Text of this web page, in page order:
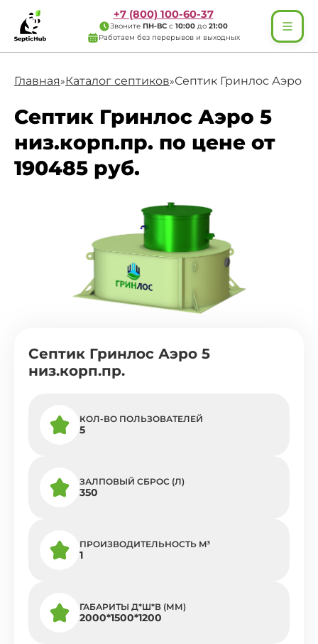
+7 (800) 100-60-37
Звоните ПН-ВС с 10:00 до 21:00
Работаем без перерывов и выходных
Главная»Каталог септиков»Септик Гринлос Аэро 5
Септик Гринлос Аэро 5
низ.корп.пр. по цене от
190485 руб.
Септик Гринлос Аэро 5
низ.корп.пр.
КОЛ-ВО ПОЛЬЗОВАТЕЛЕЙ
5
ЗАЛПОВЫЙ СБРОС (Л)
350
ПРОИЗВОДИТЕЛЬНОСТЬ M³
1
ГАБАРИТЫ Д*Ш*В (ММ)
2000*1500*1200